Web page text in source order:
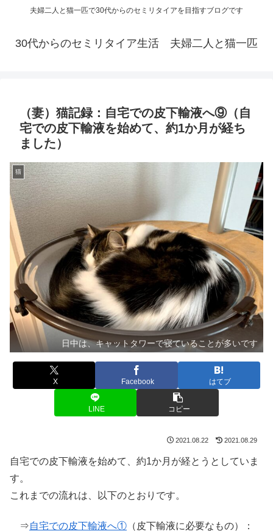
夫婦二人と猫一匹で30代からのセミリタイアを目指すブログです
30代からのセミリタイア生活 夫婦二人と猫一匹
（妻）猫記録：自宅での皮下輸液へ⑨（自
宅での皮下輸液を始めて、約1か月が経ち
ました）
猫
日中は、キャットタワーで寝ていることが多いです
X Facebook はてブ
LINE コピー
2021.08.22 2021.08.29
自宅での皮下輸液を始めて、約1か月が経とうとしていま
す。
これまでの流れは、以下のとおりです。
⇒自宅での皮下輸液へ① （皮下輸液に必要なもの）：